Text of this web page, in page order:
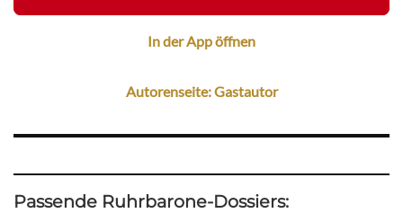
In der App öffnen
Autorenseite: Gastautor
Passende Ruhrbarone-Dossiers: